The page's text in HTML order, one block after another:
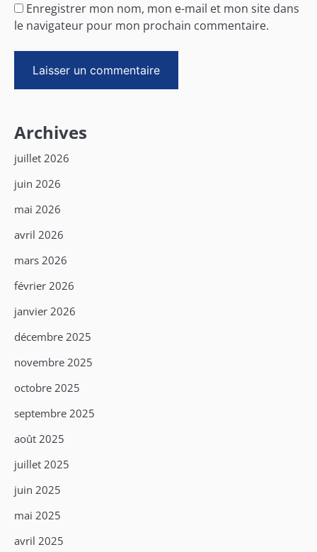
Enregistrer mon nom, mon e-mail et mon site dans
le navigateur pour mon prochain commentaire.
Archives
juillet 2026
juin 2026
mai 2026
avril 2026
mars 2026
février 2026
janvier 2026
décembre 2025
novembre 2025
octobre 2025
septembre 2025
août 2025
juillet 2025
juin 2025
mai 2025
avril 2025